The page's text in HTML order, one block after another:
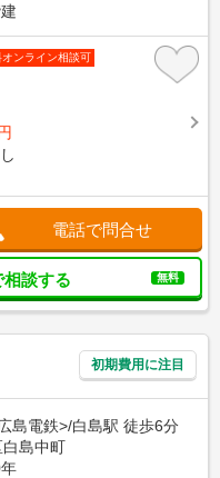
オンライン相談可
電話で問合せ
談する 無料
初期費用に注目
島電鉄>/白島駅 徒歩6分
島中町